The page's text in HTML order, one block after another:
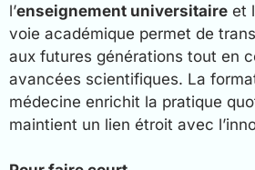
l’enseignement universitaire et
voie académique permet de
aux futures générations tout en
avancées scientifiques. La
médecine enrichit la pratique
maintient un lien étroit avec